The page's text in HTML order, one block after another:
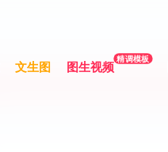
文生图 图生视频 精调模板